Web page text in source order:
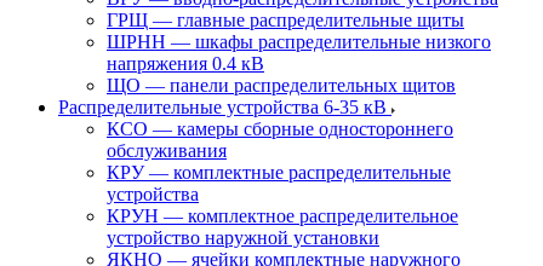
ГРЩ — главные распределительные щиты
ШРНН — шкафы распределительные низкого
напряжения 0.4 кВ
ЩО — панели распределительных щитов
Распределительные устройства 6-35 кВ
КСО — камеры сборные одностороннего
обслуживания
КРУ — комплектные распределительные
устройства
КРУН — комплектное распределительное
устройство наружной установки
ЯКНО — ячейки комплектные наружного